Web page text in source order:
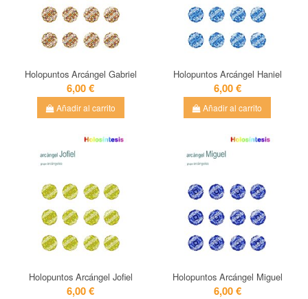
Holopuntos Arcángel Gabriel
6,00 €
Añadir al carrito
Holopuntos Arcángel Haniel
6,00 €
Añadir al carrito
Holopuntos Arcángel Jofiel
6,00 €
Holopuntos Arcángel Miguel
6,00 €